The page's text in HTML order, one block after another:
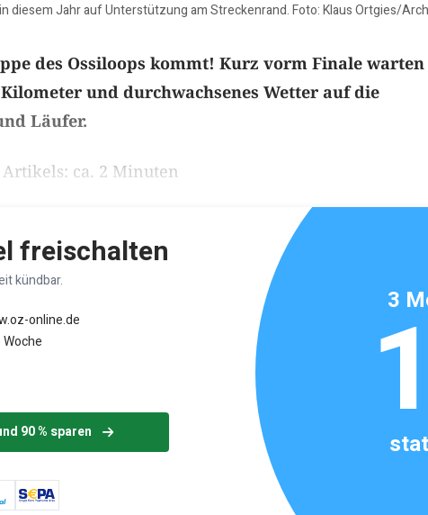
diesem Jahr auf Unterstützung am Streckenrand. Foto: Klaus Ortgies/
des Ossiloops kommt! Kurz vorm Finale warten
und durchwachsenes Wetter auf die
Läufer.
Artikels: ca. 2 Minuten
freischalten
kündbar.
online.de
90 % sparen
3